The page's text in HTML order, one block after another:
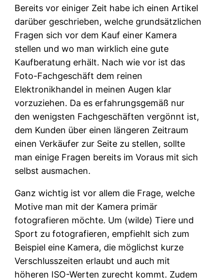
Bereits vor einiger Zeit habe ich einen Artikel
darüber geschrieben, welche grundsätzlichen
Fragen sich vor dem Kauf einer Kamera
stellen und wo man wirklich eine gute
Kaufberatung erhält. Nach wie vor ist das
Foto-Fachgeschäft dem reinen
Elektronikhandel in meinen Augen klar
vorzuziehen. Da es erfahrungsgemäß nur
den wenigsten Fachgeschäften vergönnt ist,
dem Kunden über einen längeren Zeitraum
einen Verkäufer zur Seite zu stellen, sollte
man einige Fragen bereits im Voraus mit sich
selbst ausmachen.
Ganz wichtig ist vor allem die Frage, welche
Motive man mit der Kamera primär
fotografieren möchte. Um (wilde) Tiere und
Sport zu fotografieren, empfiehlt sich zum
Beispiel eine Kamera, die möglichst kurze
Verschlusszeiten erlaubt und auch mit
höheren ISO-Werten zurecht kommt. Zudem